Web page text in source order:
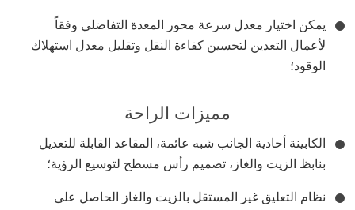
يمكن اختيار معدل سرعة محور المعدة التفاضلي وفقاً
لأعمال التعدين لتحسين كفاءة النقل وتقليل معدل استهلاك
الوقود؛
مميزات الراحة
الكابينة أحادية الجانب شبه عائمة، المقاعد القابلة للتعديل
بنابظ الزيت والغاز، تصميم رأس مسطح لتوسيع الرؤية؛
نظام التعليق غير المستقل بالزيت والغاز الحاصل على